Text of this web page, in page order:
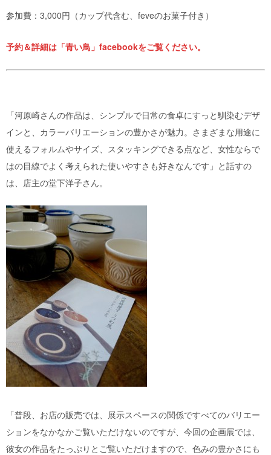
参加費：3,000円（カップ代含む、feveのお菓子付き）
予約＆詳細は「青い鳥」facebookをご覧ください。
「河原崎さんの作品は、シンプルで日常の食卓にすっと馴染むデザ
インと、カラーバリエーションの豊かさが魅力。さまざまな用途に
使えるフォルムやサイズ、スタッキングできる点など、女性ならで
はの目線でよく考えられた使いやすさも好きなんです」と話すの
は、店主の堂下洋子さん。
「普段、お店の販売では、展示スペースの関係ですべてのバリエー
ションをなかなかご覧いただけないのですが、今回の企画展では、
彼女の作品をたっぷりとご覧いただけますので、色みの豊かさにも